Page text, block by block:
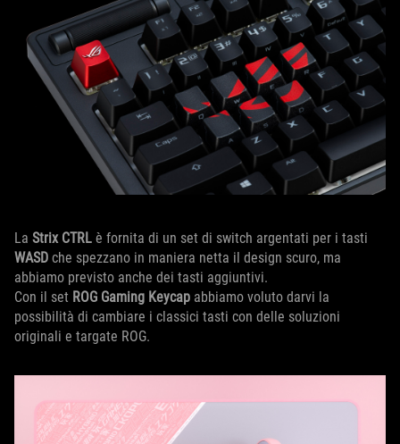
La Strix CTRL è fornita di un set di switch argentati per i tasti
WASD che spezzano in maniera netta il design scuro, ma
abbiamo previsto anche dei tasti aggiuntivi.
Con il set ROG Gaming Keycap abbiamo voluto darvi la
possibilità di cambiare i classici tasti con delle soluzioni
originali e targate ROG.